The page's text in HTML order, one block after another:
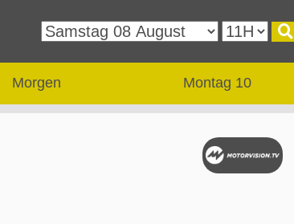
Morgen Montag 10